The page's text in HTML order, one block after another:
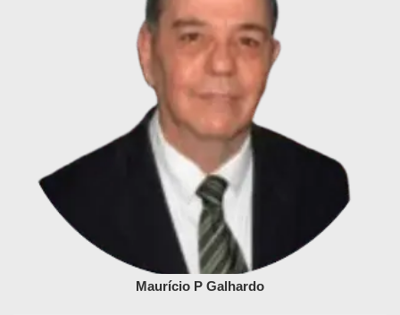
Maurício P Galhardo